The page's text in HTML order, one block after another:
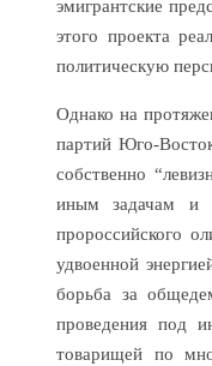
эмигрантские
этого проекта
политическую
Однако на
партий Юго-
собственно
иным задачам и
пророссийского
удвоенной
борьба за
проведения под
товарищей по